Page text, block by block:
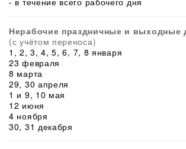
Нерабочие праздничные и выходные
(с учётом переноса)
1, 2, 3, 4, 5, 6, 7, 8 января
23 февраля
8 марта
29, 30 апреля
1 и 9, 10 мая
12 июня
4 ноября
30, 31 декабря